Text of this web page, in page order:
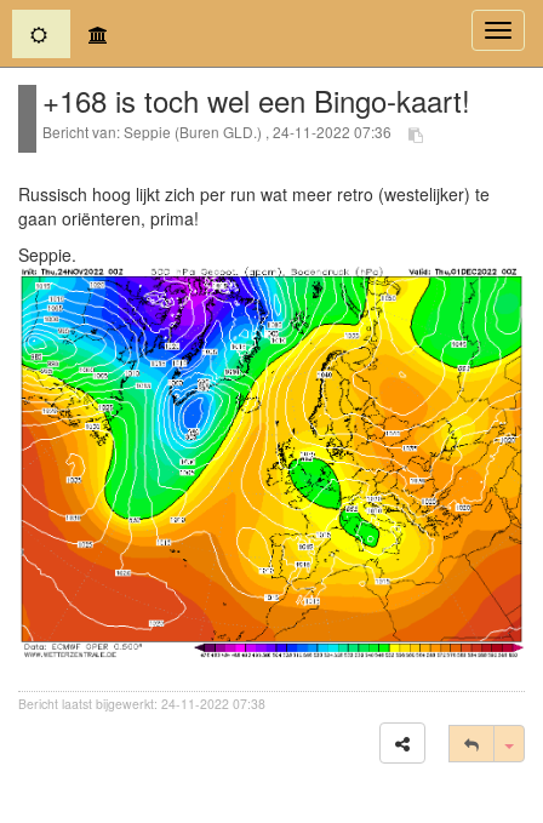
(current)
+168 is toch wel een Bingo-kaart!
Bericht van: Seppie (Buren GLD.) , 24-11-2022 07:36
Russisch hoog lijkt zich per run wat meer retro (westelijker) te
gaan oriënteren, prima!
Seppie.
Bericht laatst bijgewerkt: 24-11-2022 07:38